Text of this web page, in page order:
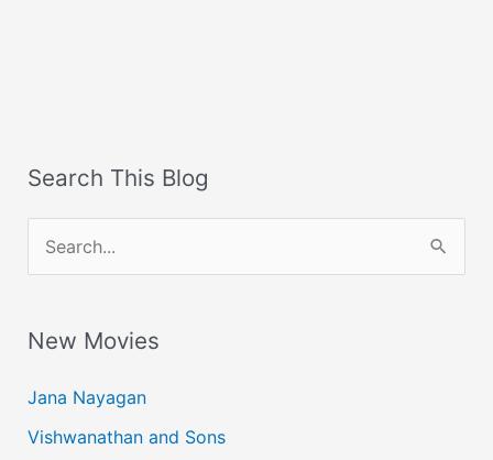
Search This Blog
e
r
h
f
New Movies
Jana Nayagan
Vishwanathan and Sons